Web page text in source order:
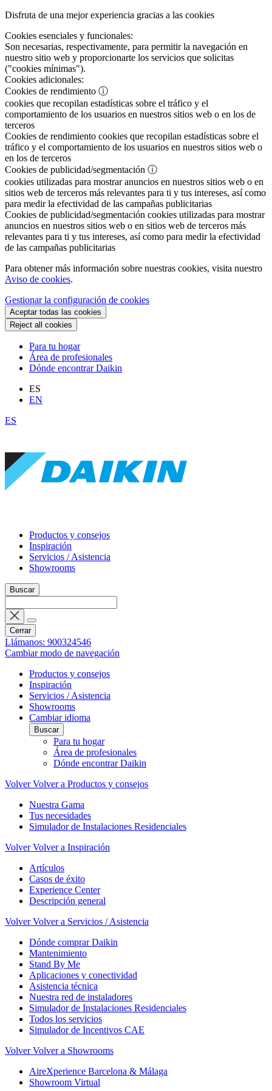
Disfruta de una mejor experiencia gracias a las cookies
Cookies esenciales y funcionales:
Son necesarias, respectivamente, para permitir la navegación en
nuestro sitio web y proporcionarte los servicios que solicitas
("cookies mínimas").
Cookies adicionales:
Cookies de rendimiento ⓘ
cookies que recopilan estadísticas sobre el tráfico y el
comportamiento de los usuarios en nuestros sitios web o en los de
terceros
Cookies de rendimiento cookies que recopilan estadísticas sobre el
tráfico y el comportamiento de los usuarios en nuestros sitios web o
en los de terceros
Cookies de publicidad/segmentación ⓘ
cookies utilizadas para mostrar anuncios en nuestros sitios web o en
sitios web de terceros más relevantes para ti y tus intereses, así como
para medir la efectividad de las campañas publicitarias
Cookies de publicidad/segmentación cookies utilizadas para mostrar
anuncios en nuestros sitios web o en sitios web de terceros más
relevantes para ti y tus intereses, así como para medir la efectividad
de las campañas publicitarias
Para obtener más información sobre nuestras cookies, visita nuestro
Aviso de cookies.
Gestionar la configuración de cookies
Aceptar todas las cookies
Reject all cookies
Para tu hogar
Área de profesionales
Dónde encontrar Daikin
ES
EN
ES
Productos y consejos
Inspiración
Servicios / Asistencia
Showrooms
Buscar
Cerrar
Llámanos: 900324546
Cambiar modo de navegación
Productos y consejos
Inspiración
Servicios / Asistencia
Showrooms
Cambiar idioma
Buscar
Para tu hogar
Área de profesionales
Dónde encontrar Daikin
Volver Volver a Productos y consejos
Nuestra Gama
Tus necesidades
Simulador de Instalaciones Residenciales
Volver Volver a Inspiración
Artículos
Casos de éxito
Experience Center
Descripción general
Volver Volver a Servicios / Asistencia
Dónde comprar Daikin
Mantenimiento
Stand By Me
Aplicaciones y conectividad
Asistencia técnica
Nuestra red de instaladores
Simulador de Instalaciones Residenciales
Todos los servicios
Simulador de Incentivos CAE
Volver Volver a Showrooms
AireXperience Barcelona & Málaga
Showroom Virtual